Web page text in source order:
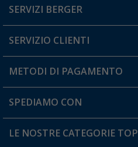
Hai una domanda?
SERVIZI BERGER
Diventare rivenditori
Il mio Account
Carta fedeltà Berger
SERVIZIO CLIENTI
Informazioni sulla spedizione
Resi
METODI DI PAGAMENTO
SPEDIAMO CON
LE NOSTRE CATEGORIE TOP